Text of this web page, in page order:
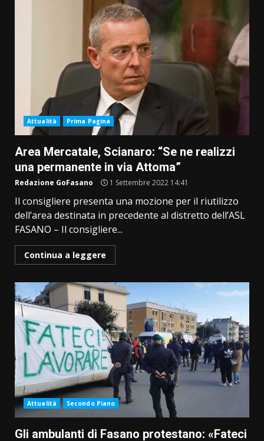
Attualità Prima Pagina
Area Mercatale, Scianaro: “Se ne realizzi
una permanente in via Attoma”
Redazione GoFasano 1 Settembre 2022 14:41
Il consigliere presenta una mozione per il riutilizzo
dell’area destinata in precedente al distretto dell’ASL
FASANO – Il consigliere...
Continua a leggere
Attualità Secondo Piano
Gli ambulanti di Fasano protestano: «Fateci